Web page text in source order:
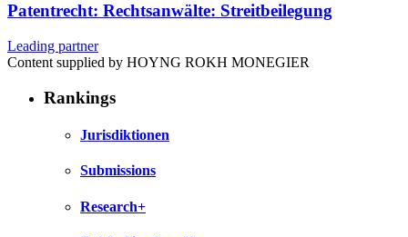
Patentrecht: Rechtsanwälte: Streitbeilegung
Leading partner
Content supplied by HOYNG ROKH MONEGIER
Rankings
Jurisdiktionen
Submissions
Research+